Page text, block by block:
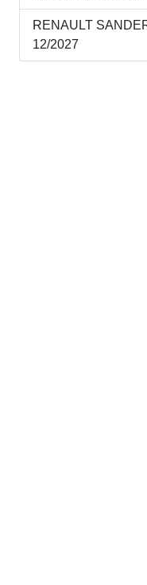
RENAULT
12/2027